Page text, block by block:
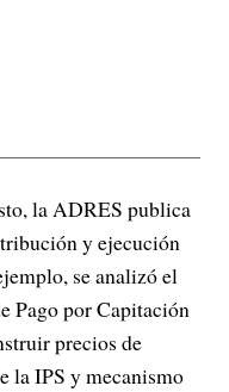
la ADRES publica
y ejecución
se analizó el
Pago por Capitación
precios de
la IPS y mecanismo